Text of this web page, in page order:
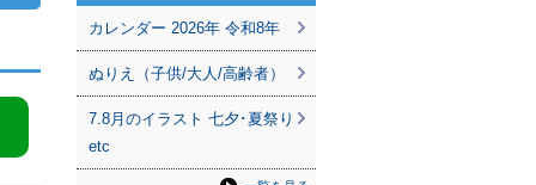
カレンダー 2026年 令和8年
ぬりえ（子供/大人/高齢者）
7.8月のイラスト 七夕･夏祭り
etc